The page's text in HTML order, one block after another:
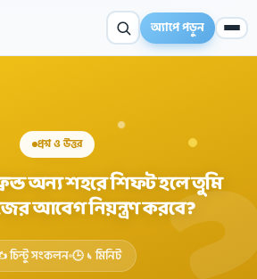
অ্যাপে পড়ুন
প্রশ্ন ও উত্তর
অন্য শহরে শিফট হলে তুমি
আবেগ নিয়ন্ত্রণ করবে?
চিন্টু সংকলন 🕒 ১ মিনিট